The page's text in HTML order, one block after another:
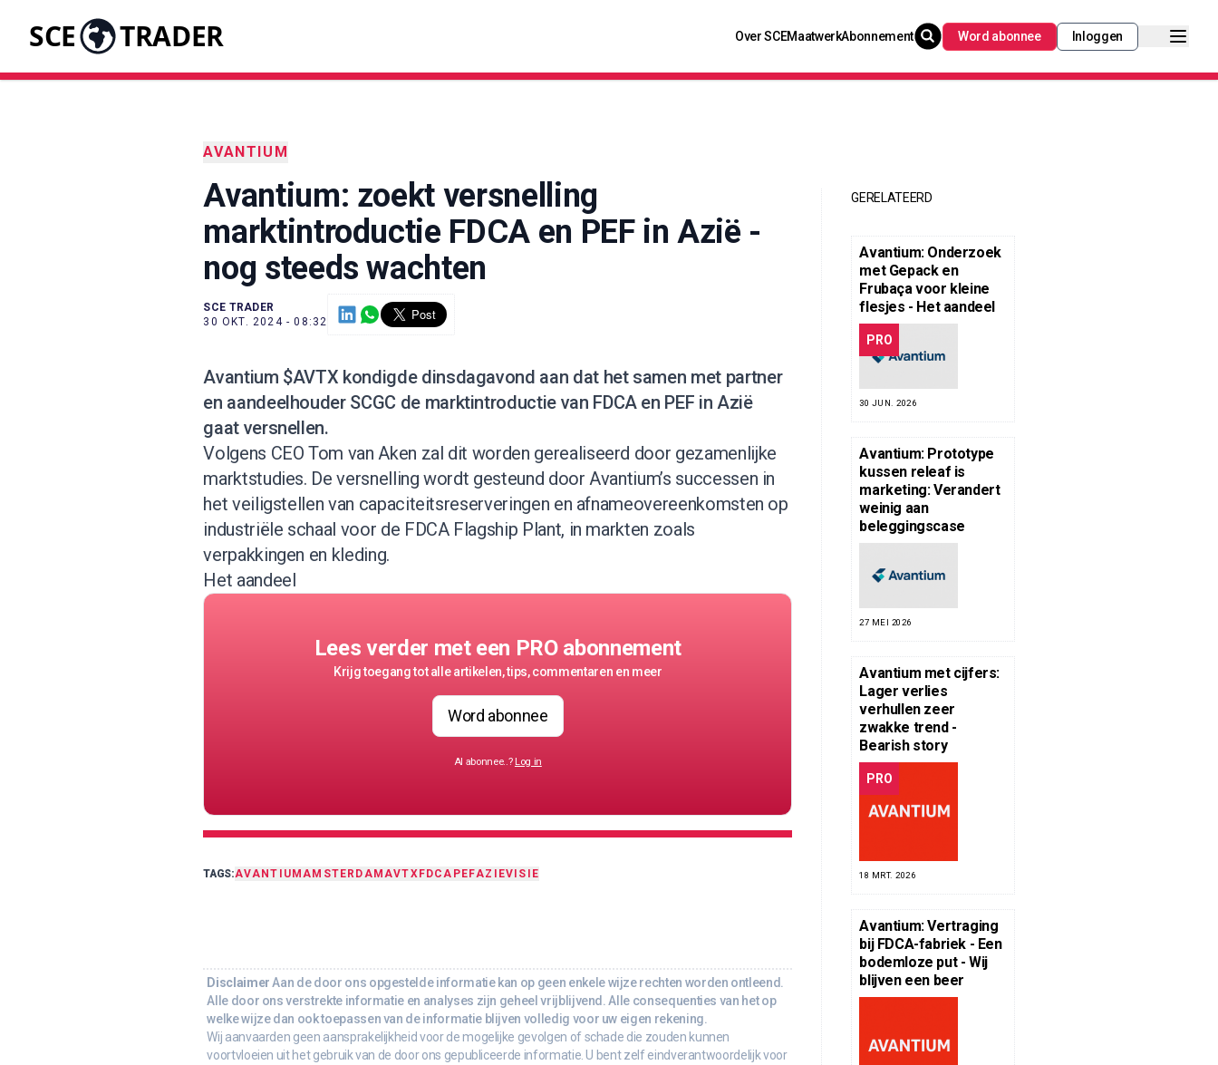
SCE TRADER Over SCEMaatwerkAbonnement Word abonnee Inloggen
AVANTIUM
Avantium: zoekt versnelling
marktintroductie FDCA en PEF in Azië -
nog steeds wachten
SCE TRADER
30 OKT. 2024 - 08:32
Avantium $AVTX kondigde dinsdagavond aan dat het samen met partner
en aandeelhouder SCGC de marktintroductie van FDCA en PEF in Azië
gaat versnellen.
Volgens CEO Tom van Aken zal dit worden gerealiseerd door gezamenlijke
marktstudies. De versnelling wordt gesteund door Avantium’s successen in
het veiligstellen van capaciteitsreserveringen en afnameovereenkomsten op
industriële schaal voor de FDCA Flagship Plant, in markten zoals
verpakkingen en kleding.
Het aandeel
Lees verder met een PRO abonnement
Krijg toegang tot alle artikelen, tips, commentaren en meer
Word abonnee
Al abonnee..? Log in
TAGS:AVANTIUMAMSTERDAM AVTX FDCA PEFAZIEVISIE
Disclaimer Aan de door ons opgestelde informatie kan op geen enkele wijze rechten worden ontleend.
Alle door ons verstrekte informatie en analyses zijn geheel vrijblijvend. Alle consequenties van het op
welke wijze dan ook toepassen van de informatie blijven volledig voor uw eigen rekening.
Wij aanvaarden geen aansprakelijkheid voor de mogelijke gevolgen of schade die zouden kunnen
voortvloeien uit het gebruik van de door ons gepubliceerde informatie. U bent zelf eindverantwoordelijk voor
GERELATEERD
Avantium: Onderzoek
met Gepack en
Frubaça voor kleine
flesjes - Het aandeel
PRO
30 JUN. 2026
Avantium: Prototype
kussen releaf is
marketing: Verandert
weinig aan
beleggingscase
27 MEI 2026
Avantium met cijfers:
Lager verlies
verhullen zeer
zwakke trend -
Bearish story
PRO
18 MRT. 2026
Avantium: Vertraging
bij FDCA-fabriek - Een
bodemloze put - Wij
blijven een beer